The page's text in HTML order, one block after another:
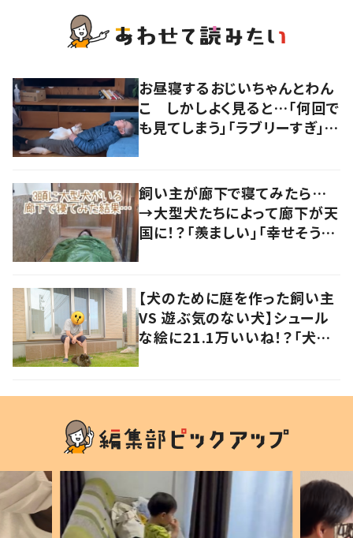
お昼寝するおじいちゃんとわん
こ しかしよく見ると…「何回で
も見てしまう」「ラブリーすぎ」の
飼い主が廊下で寝てみたら…
→大型犬たちによって廊下が天
国に！？「羨ましい」「幸せそう」
【犬のために庭を作った飼い主
VS 遊ぶ気のない犬】シュール
な絵に21.1万いいね！？「犬の